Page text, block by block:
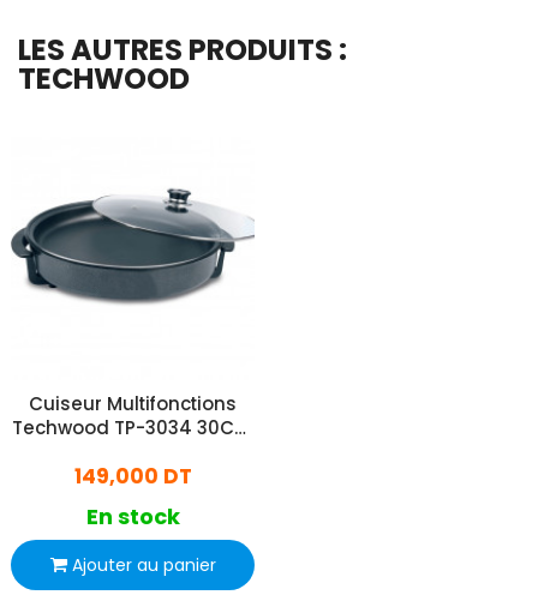
LES AUTRES PRODUITS :
TECHWOOD
Cuiseur Multifonctions
Techwood TP-3034 30Cm
149,000 DT
En stock
Ajouter au panier